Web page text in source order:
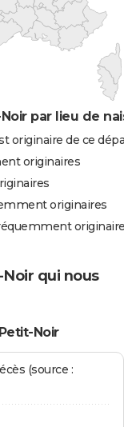
par lieu de
originaire de ce
originaires
originaires
originaires
qui nous
Noir
(source :